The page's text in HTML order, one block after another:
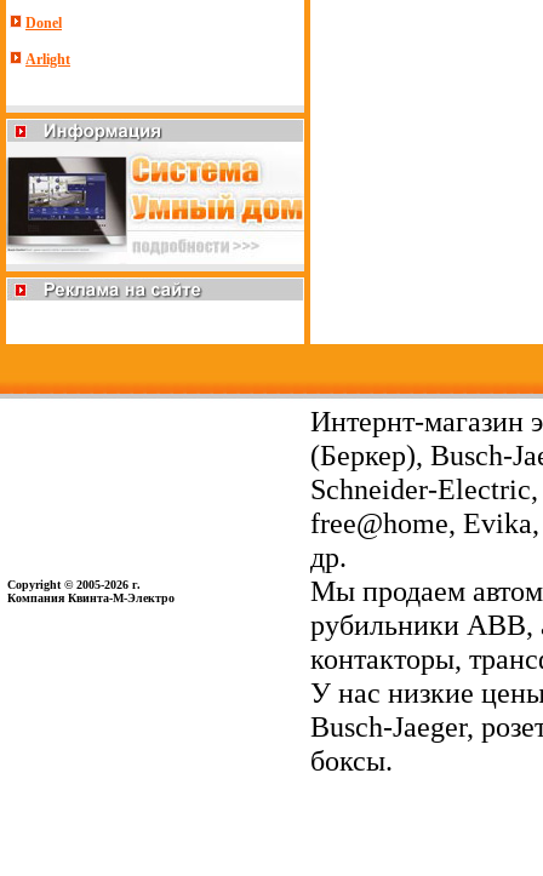
Donel
Arlight
Copyright © 2005-2026 г.
Компания Квинта-М-Электро
Интернт-магазин
(Беркер), Busch-
Schneider-
free@home,
др.
Мы продаем
рубильники ABB,
контакторы,
У нас низкие
Busch-Jaeger,
боксы.